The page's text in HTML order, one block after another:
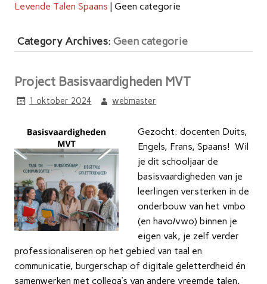
Levende Talen Spaans | Geen categorie
Category Archives:Geen categorie
Project Basisvaardigheden MVT
1 oktober 2024 webmaster
Gezocht: docenten Duits,
Engels, Frans, Spaans! Wil
je dit schooljaar de
basisvaardigheden van je
leerlingen versterken in de
onderbouw van het vmbo
(en havo/vwo) binnen je
eigen vak, je zelf verder
professionaliseren op het gebied van taal en
communicatie, burgerschap of digitale geletterdheid én
samenwerken met collega’s van andere vreemde talen,